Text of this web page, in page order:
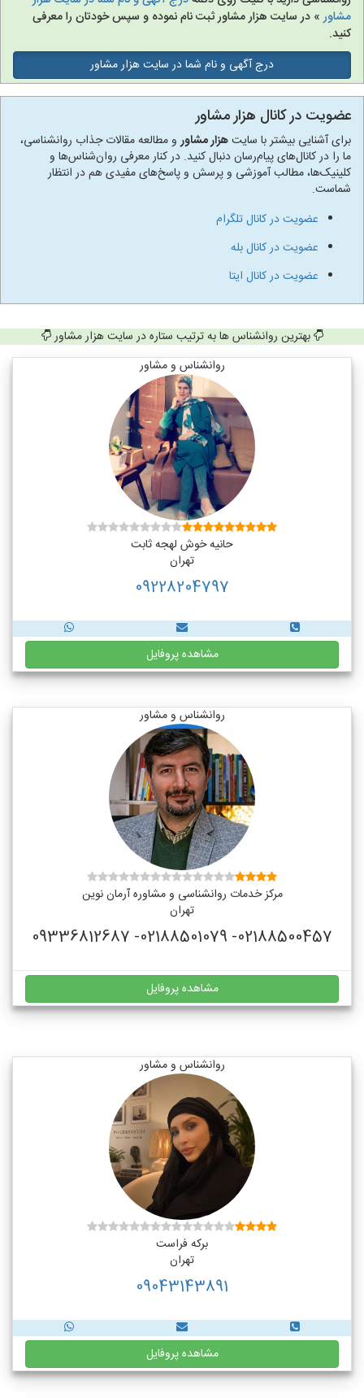
مشاور» در سایت هزار مشاور ثبت نام نموده و سپس خودتان را معرفی
کنید.
درج آگهی و نام شما در سایت هزار مشاور
عضویت در کانال هزار مشاور
برای آشنایی بیشتر با سایتهزار مشاورو مطالعه مقالات جذاب روانشناسی،
ما را در کانال‌های پیام‌رسان دنبال کنید. در کنار معرفی روان‌شناس‌ها و
کلینیک‌ها، مطالب آموزشی و پرسش و پاسخ‌های مفیدی هم در انتظار
شماست.
عضویت در کانال تلگرام
عضویت در کانال بله
عضویت در کانال ایتا
بهترین روانشناس ها به ترتیب ستاره در سایت هزار مشاور
روانشناس و مشاور
حانیه خوش لهجه ثابت
تهران
09228204797
مشاهده پروفایل
روانشناس و مشاور
مرکز خدمات روانشناسی و مشاوره آرمان نوین
تهران
02188500457- 02188501079- 09336812687
مشاهده پروفایل
روانشناس و مشاور
برکه فراست
تهران
09043143891
مشاهده پروفایل